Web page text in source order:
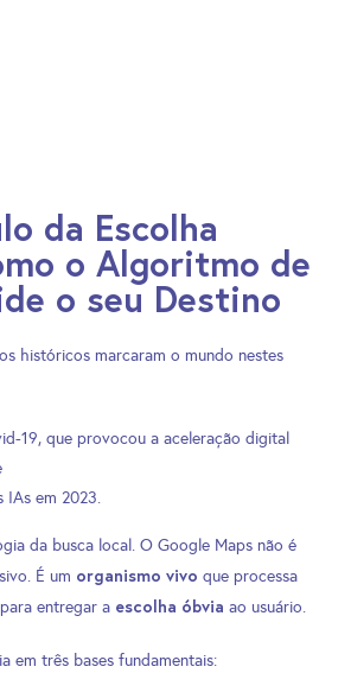
da Escolha
o Algoritmo de
o seu Destino
históricos marcaram o mundo nestes
19, que provocou a aceleração digital
IAs em 2023.
da busca local. O Google Maps não é
É um organismo vivo que processa
entregar a escolha óbvia ao usuário.
em três bases fundamentais: